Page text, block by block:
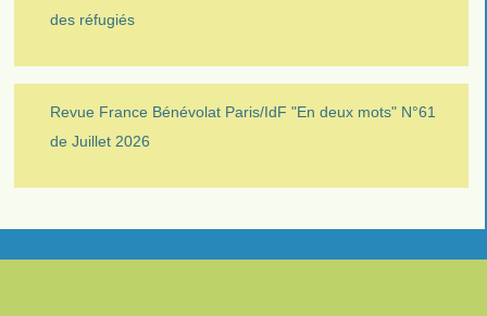
des réfugiés
Revue France Bénévolat Paris/IdF "En deux mots" N°61
de Juillet 2026